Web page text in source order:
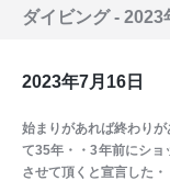
ダイビング - 2023
2023年7月16日
始まりがあれば終わり
て35年・・3年前にショ
させて頂くと宣言した